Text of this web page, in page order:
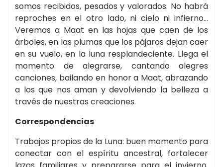
somos recibidos, pesados y valorados. No habrá
reproches en el otro lado, ni cielo ni infierno…
Veremos a Maat en las hojas que caen de los
árboles, en las plumas que los pájaros dejan caer
en su vuelo, en la luna resplandeciente. Llega el
momento de alegrarse, cantando alegres
canciones, bailando en honor a Maat, abrazando
a los que nos aman y devolviendo la belleza a
través de nuestras creaciones.
Correspondencias
Trabajos propios de la Luna: buen momento para
conectar con el espíritu ancestral, fortalecer